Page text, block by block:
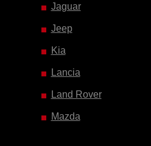
Jaguar
Jeep
Kia
Lancia
Land Rover
Mazda